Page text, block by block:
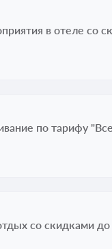
в отеле со
по тарифу
со скидками до